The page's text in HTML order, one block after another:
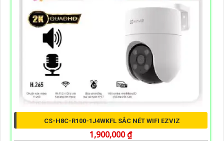
CS-H8C-R100-1J4WKFL SẮC NÉT WIFI EZVIZ
1,900,000 ₫